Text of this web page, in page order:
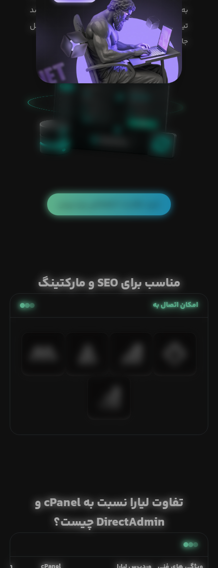
به پلن قبلی خود برگردید؛ بدون اینکه نیاز باشد
تیکت ثبت کنید یا وب‌سایت خود را به طور کامل
جا به جا کنید.
مناسب برای SEO و مارکتینگ
امکان اتصال به
تفاوت لیارا نسبت به cPanel و
DirectAdmin چیست؟